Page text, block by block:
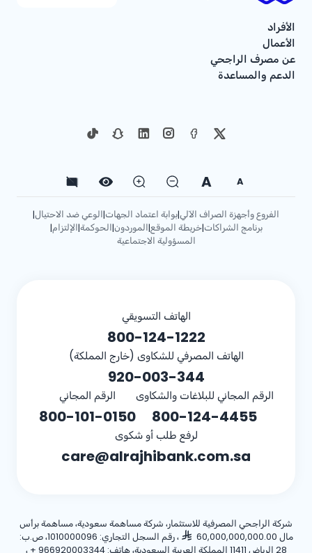
الأفراد
الأعمال
عن مصرف الراجحي
الدعم والمساعدة
A
A
الفروع وأجهزة الصراف الآلي|بوابة اعتماد الجهات|الوعي ضد الاحتيال|
برنامج الشراكات|خريطة الموقع|الموردون|الحوكمة|الإلتزام|
المسؤولية الاجتماعية
الهاتف التسويقي
800-124-1222
الهاتف المصرفي للشكاوى (خارج المملكة)
920-003-344
الرقم المجاني للبلاغات والشكاوى
800-124-4455
الرقم المجاني
800-101-0150
لرفع طلب أو شكوى
care@alrajhibank.com.sa
شركة الراجحي المصرفية للاستثمار، شركة مساهمة سعودية، مساهمة برأس
مال 60,000,000,000.00
، رقم السجل التجاري: 1010000096، ص.ب:
28 الرياض 11411 المملكة العربية السعودية، هاتف:
+ 966920003344 ،